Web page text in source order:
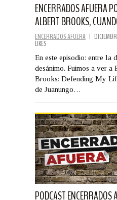
ENCERRADOS AFUERA
ALBERT BROOKS,
ENCERRADOS AFUERA |
LIKES
En este episodio: entre la
desánimo. Fuimos a ver
Brooks: Defending My
de Juanungo…
PODCAST